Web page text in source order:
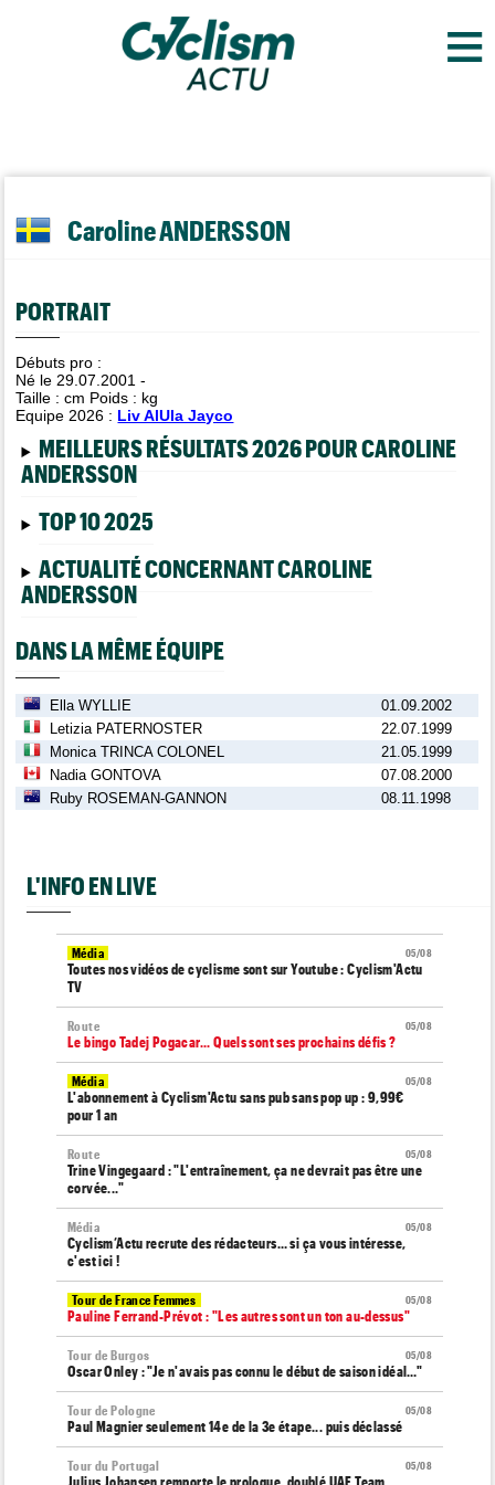
≡
Caroline ANDERSSON
PORTRAIT
Débuts pro :
Né le 29.07.2001 -
Taille :cm Poids : kg
Equipe 2026 : Liv AlUla Jayco
MEILLEURS RÉSULTATS 2026 POUR CAROLINE
ANDERSSON
TOP 10 2025
ACTUALITÉ CONCERNANT CAROLINE
ANDERSSON
DANS LA MÊME ÉQUIPE
Ella WYLLIE
01.09.2002
Letizia PATERNOSTER
22.07.1999
Monica TRINCA COLONEL
21.05.1999
Nadia GONTOVA
07.08.2000
Ruby ROSEMAN-GANNON
08.11.1998
L'INFO EN LIVE
05/08
Média
Toutes nos vidéos de cyclisme sont sur Youtube : Cyclism'Actu
TV
05/08
Route
Le bingo Tadej Pogacar... Quels sont ses prochains défis ?
05/08
Média
L'abonnement à Cyclism'Actu sans pub sans pop up : 9,99€
pour 1 an
05/08
Route
Trine Vingegaard : "L'entraînement, ça ne devrait pas être une
corvée..."
05/08
Média
Cyclism’Actu recrute des rédacteurs… si ça vous intéresse,
c'est ici !
05/08
Tour de France Femmes
Pauline Ferrand-Prévot : "Les autres sont un ton au-dessus"
05/08
Tour de Burgos
Oscar Onley : "Je n'avais pas connu le début de saison idéal…"
05/08
Tour de Pologne
Paul Magnier seulement 14e de la 3e étape... puis déclassé
05/08
Tour du Portugal